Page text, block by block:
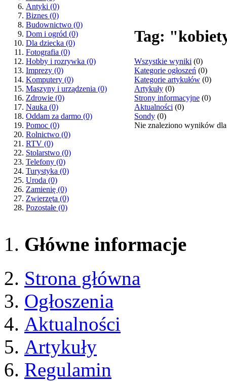
Antyki (0)
Biznes (0)
Budownictwo (0)
Dom i ogród (0)
Dla dziecka (0)
Fotografia (0)
Hobby i rozrywka (0)
Imprezy (0)
Komputery (0)
Maszyny i urządzenia (0)
Zdrowie (0)
Nauka (0)
Oddam za darmo (0)
Pomoc (0)
Rolnictwo (0)
RTV (0)
Stolarstwo (0)
Telefony (0)
Turystyka (0)
Uroda (0)
Zamienię (0)
Zwierzęta (0)
Pozostałe (0)
Tag:
Wszystkie wyniki (0)
Kategorie ogłoszeń (0)
Kategorie artykułów (0)
Artykuły (0)
Strony informacyjne (0)
Aktualności (0)
Sondy (0)
Nie znaleziono wyników
Główne informacje
Strona główna
Ogłoszenia
Aktualności
Artykuły
Regulamin